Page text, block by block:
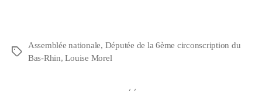
Assemblée nationale, Députée de la 6ème circonscription du
Bas-Rhin,Louise Morel